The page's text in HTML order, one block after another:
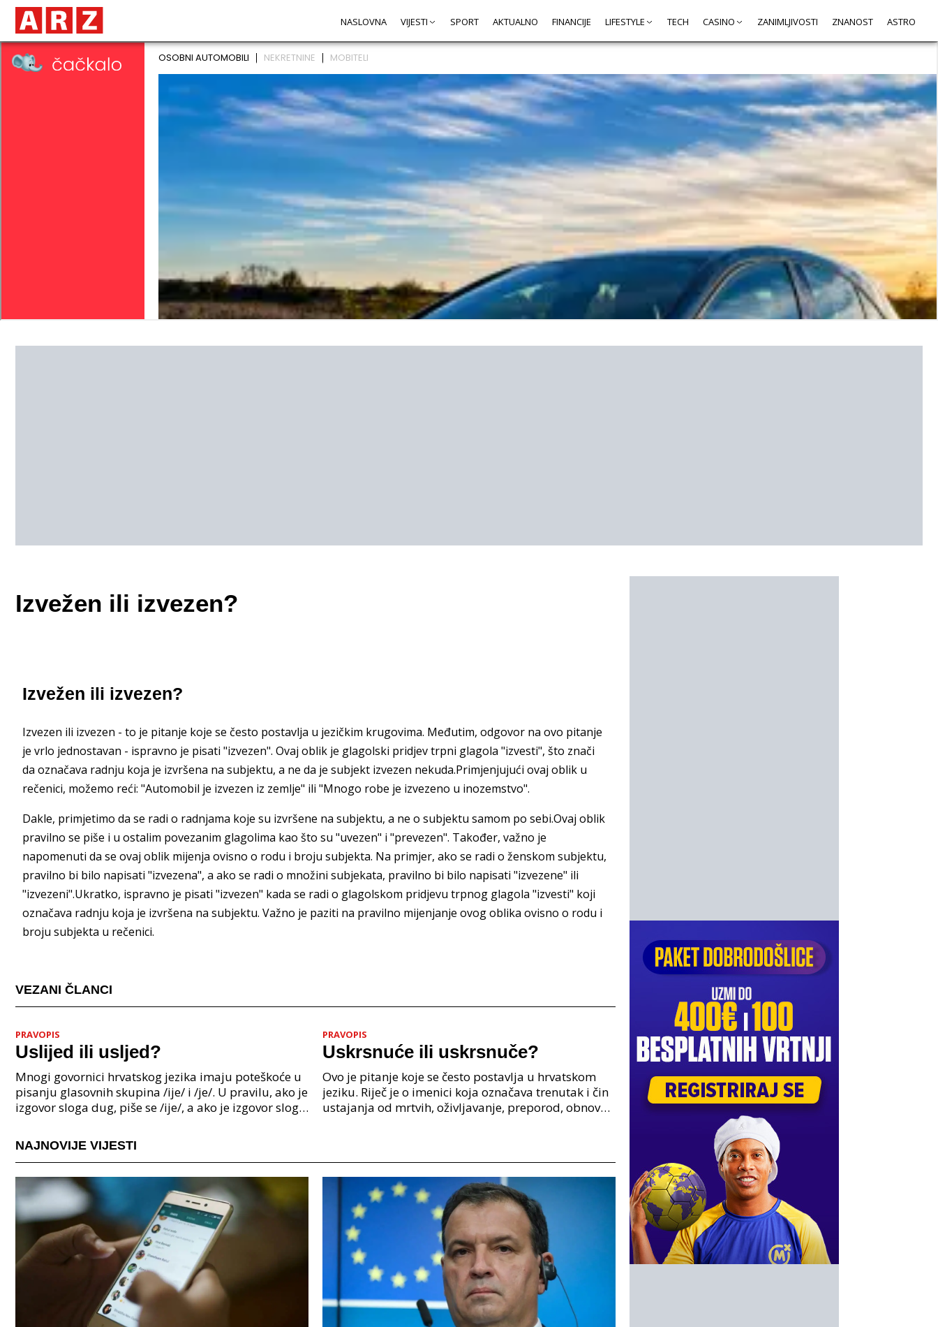
NASLOVNA VIJESTI SPORT AKTUALNO FINANCIJE LIFESTYLE TECH CASINO ZANIMLJIVOSTI ZNANOST ASTRO
Izvežen ili izvezen?
Izvežen ili izvezen?
Izvezen ili izvezen - to je pitanje koje se često postavlja u jezičkim krugovima. Međutim, odgovor na ovo pitanje
je vrlo jednostavan - ispravno je pisati "izvezen". Ovaj oblik je glagolski pridjev trpni glagola "izvesti", što znači
da označava radnju koja je izvršena na subjektu, a ne da je subjekt izvezen nekuda.Primjenjujući ovaj oblik u
rečenici, možemo reći: "Automobil je izvezen iz zemlje" ili "Mnogo robe je izvezeno u inozemstvo".
Dakle, primjetimo da se radi o radnjama koje su izvršene na subjektu, a ne o subjektu samom po sebi.Ovaj oblik
pravilno se piše i u ostalim povezanim glagolima kao što su "uvezen" i "prevezen". Također, važno je
napomenuti da se ovaj oblik mijenja ovisno o rodu i broju subjekta. Na primjer, ako se radi o ženskom subjektu,
pravilno bi bilo napisati "izvezena", a ako se radi o množini subjekata, pravilno bi bilo napisati "izvezene" ili
"izvezeni".Ukratko, ispravno je pisati "izvezen" kada se radi o glagolskom pridjevu trpnog glagola "izvesti" koji
označava radnju koja je izvršena na subjektu. Važno je paziti na pravilno mijenjanje ovog oblika ovisno o rodu i
broju subjekta u rečenici.
VEZANI ČLANCI
PRAVOPIS
Uslijed ili usljed?
Mnogi govornici hrvatskog jezika imaju poteškoće u
pisanju glasovnih skupina /ije/ i /je/. U pravilu, ako je
izgovor sloga dug, piše se /ije/, a ako je izgovor sloga
PRAVOPIS
Uskrsnuće ili uskrsnuče?
Ovo je pitanje koje se često postavlja u hrvatskom
jeziku. Riječ je o imenici koja označava trenutak i čin
ustajanja od mrtvih, oživljavanje, preporod, obnovu.
NAJNOVIJE VIJESTI